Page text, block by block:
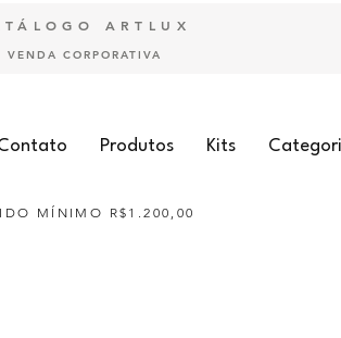
ARTLUX
VENDA CORPORATIVA
Produtos Kits
MÍNIMO R$1.200,00